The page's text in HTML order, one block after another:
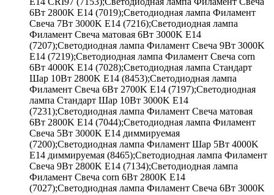
6Вт 2800K E14 (7019);Светодиодная лампа Филамент
Свеча 7Вт 3000K E14 (7216);Светодиодная лампа
Филамент Свеча матовая 6Вт 3000K E14
(7207);Светодиодная лампа Филамент Свеча 9Вт 3000K
E14 (7219);Светодиодная лампа Филамент Свеча corn
6Вт 4000K E14 (7028);Светодиодная лампа Стандарт
Шар 10Вт 2800K E14 (8453);Светодиодная лампа
Филамент Свеча 6Вт 2700K E14 (7197);Светодиодная
лампа Стандарт Шар 10Вт 3000K E14
(7231);Светодиодная лампа Филамент Свеча матовая
6Вт 2800K E14 (7044);Светодиодная лампа Филамент
Свеча 5Вт 3000K E14 диммируемая
(7200);Светодиодная лампа Филамент Шар 5Вт 4000K
E14 диммируемая (8465);Светодиодная лампа Филамент
Свеча 9Вт 2800K E14 (7134);Светодиодная лампа
Филамент Свеча corn 6Вт 2800K E14
(7027);Светодиодная лампа Филамент Свеча 6Вт 3000K